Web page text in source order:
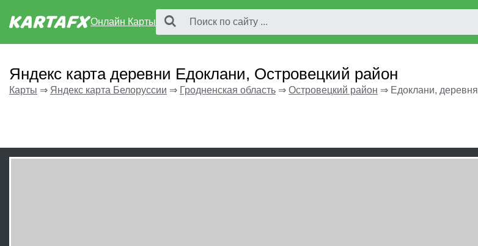
Онлайн Карты
Яндекс карта деревни Едоклани, Островецкий район
Карты ⇒ Яндекс карта Белоруссии ⇒ Гродненская область ⇒ Островецкий район ⇒ Едоклани, деревня